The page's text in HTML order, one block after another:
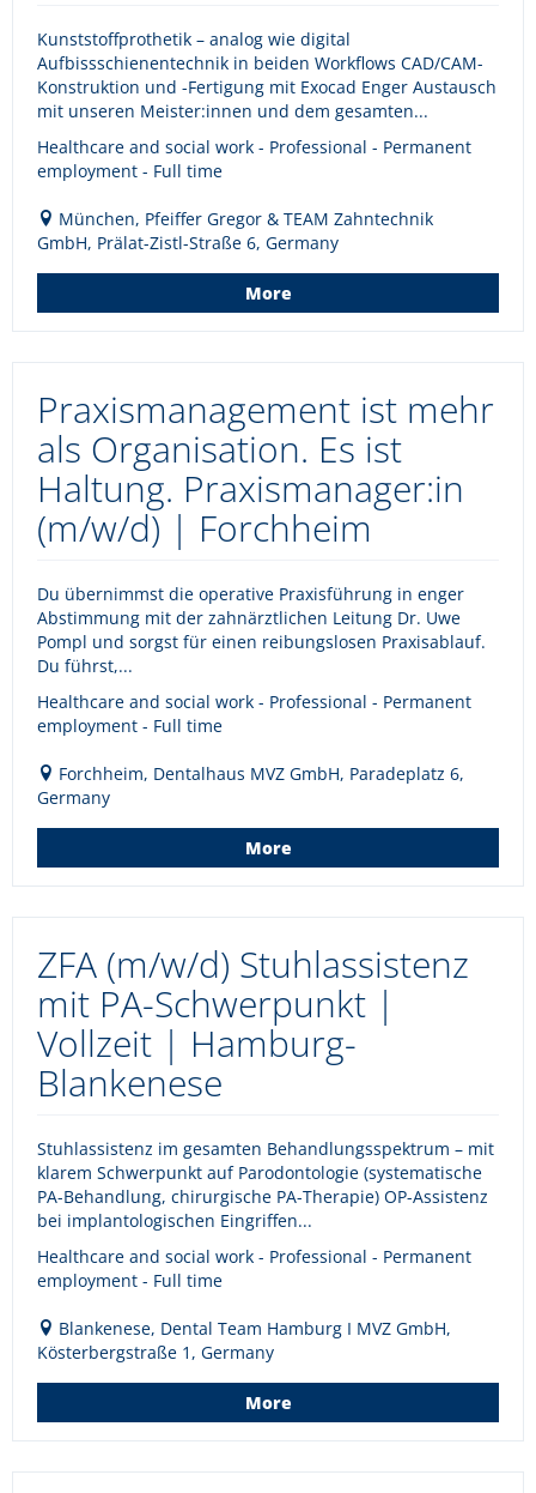
Kunststoffprothetik – analog wie digital
Aufbissschienentechnik in beiden Workflows CAD/CAM-
Konstruktion und -Fertigung mit Exocad Enger Austausch
mit unseren Meister:innen und dem gesamten...
Healthcare and social work - Professional - Permanent
employment - Full time
München, Pfeiffer Gregor & TEAM Zahntechnik
GmbH, Prälat-Zistl-Straße 6, Germany
More
Praxismanagement ist mehr
als Organisation. Es ist
Haltung. Praxismanager:in
(m/w/d) | Forchheim
Du übernimmst die operative Praxisführung in enger
Abstimmung mit der zahnärztlichen Leitung Dr. Uwe
Pompl und sorgst für einen reibungslosen Praxisablauf.
Du führst,...
Healthcare and social work - Professional - Permanent
employment - Full time
Forchheim, Dentalhaus MVZ GmbH, Paradeplatz 6,
Germany
More
ZFA (m/w/d) Stuhlassistenz
mit PA-Schwerpunkt |
Vollzeit | Hamburg-
Blankenese
Stuhlassistenz im gesamten Behandlungsspektrum – mit
klarem Schwerpunkt auf Parodontologie (systematische
PA-Behandlung, chirurgische PA-Therapie) OP-Assistenz
bei implantologischen Eingriffen...
Healthcare and social work - Professional - Permanent
employment - Full time
Blankenese, Dental Team Hamburg I MVZ GmbH,
Kösterbergstraße 1, Germany
More